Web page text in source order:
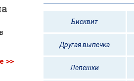
>>
Бисквит
Другая выпечка
Лепешки